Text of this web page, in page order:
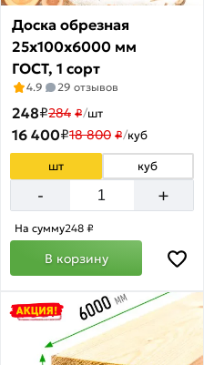
Доска обрезная
25х100х6000 мм
ГОСТ, 1 сорт
4.9 29 отзывов
248₽284 ₽/шт
16 400₽18 800 ₽/куб
шт куб
- +
На сумму248 ₽
В корзину